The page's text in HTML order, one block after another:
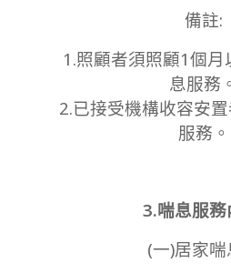
備註:
1.照顧者須照顧1個
息服務。
2.已接受機構收容安
服務。
3.喘息服務
(一)居家喘